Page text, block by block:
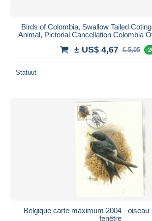
Birds of Colombia, Swallow Tailed
Animal, Pictorial Cancellation Colombia
± US$ 4,67 € 5,05 -
Statuut
Belgique carte maximum 2004 - oiseau
fenêtre